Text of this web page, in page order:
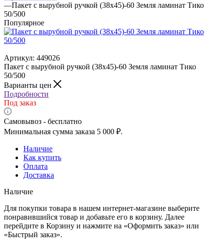
—Пакет с вырубной ручкой (38х45)-60 Земля ламинат Тико
50/500
Популярное
Артикул: 449026
Пакет с вырубной ручкой (38х45)-60 Земля ламинат Тико
50/500
Варианты цен
Подробности
Под заказ
Самовывоз - бесплатно
Минимальная сумма заказа 5 000 ₽.
Наличие
Как купить
Оплата
Доставка
Наличие
Для покупки товара в нашем интернет-магазине выберите
понравившийся товар и добавьте его в корзину. Далее
перейдите в Корзину и нажмите на «Оформить заказ» или
«Быстрый заказ».